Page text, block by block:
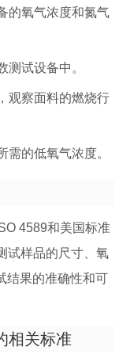
的氧气浓度和氮气
测试设备中。
观察面料的燃烧行
需的低氧气浓度。
4589和美国标准
试样品的尺寸、氧
结果的准确性和可
相关标准